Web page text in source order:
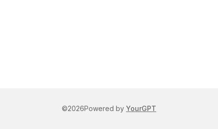
©2026Powered by YourGPT